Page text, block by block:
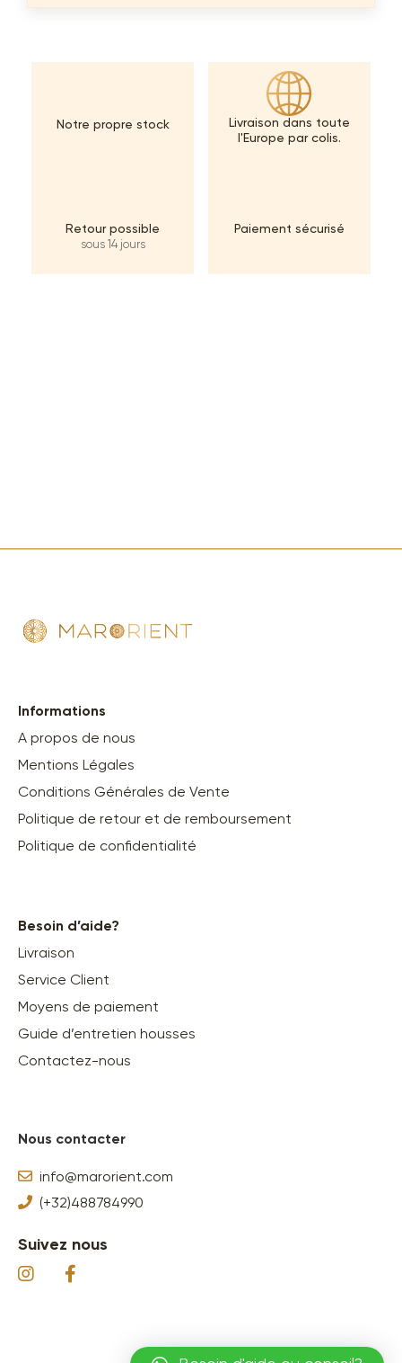
Notre propre stock
Livraison dans toute
l'Europe par colis.
Retour possible
sous 14 jours
Paiement sécurisé
Informations
A propos de nous
Mentions Légales
Conditions Générales de Vente
Politique de retour et de remboursement
Politique de confidentialité
Besoin d’aide?
Livraison
Service Client
Moyens de paiement
Guide d’entretien housses
Contactez-nous
Nous contacter
info@marorient.com
(+32)488784990
Suivez nous